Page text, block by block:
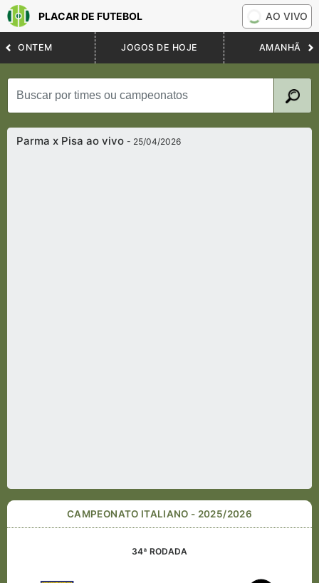
PLACAR DE FUTEBOL AO VIVO
ONTEM JOGOS DE HOJE AMANHÃ
Parma x Pisa ao vivo- 25/04/2026
CAMPEONATO ITALIANO - 2025/2026
34ª RODADA